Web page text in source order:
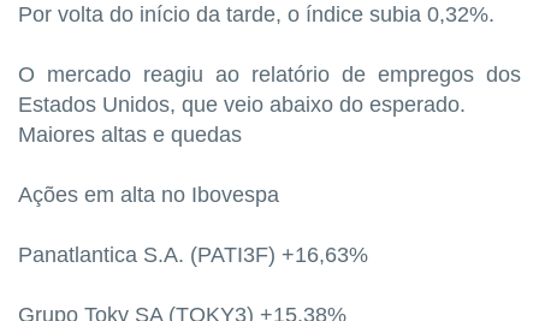
Por volta do início da tarde, o índice subia 0,32%.
O mercado reagiu ao relatório de empregos dos
Estados Unidos, que veio abaixo do esperado.
Maiores altas e quedas
Ações em alta no Ibovespa
Panatlantica S.A. (PATI3F) +16,63%
Grupo Toky SA (TOKY3) +15,38%